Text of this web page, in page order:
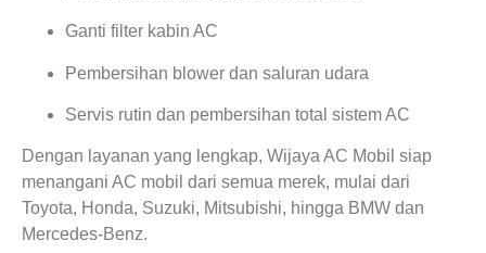
Ganti filter kabin AC
Pembersihan blower dan saluran udara
Servis rutin dan pembersihan total sistem AC
Dengan layanan yang lengkap, Wijaya AC Mobil siap
menangani AC mobil dari semua merek, mulai dari
Toyota, Honda, Suzuki, Mitsubishi, hingga BMW dan
Mercedes-Benz.